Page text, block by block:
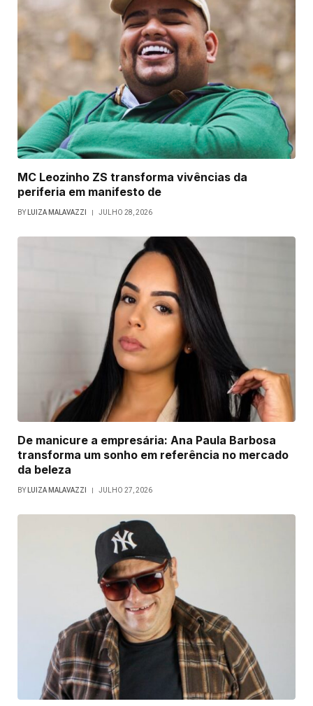
MC Leozinho ZS transforma vivências da
periferia em manifesto de
BY LUIZA MALAVAZZI JULHO 28, 2026
De manicure a empresária: Ana Paula Barbosa
transforma um sonho em referência no mercado
da beleza
BY LUIZA MALAVAZZI JULHO 27, 2026